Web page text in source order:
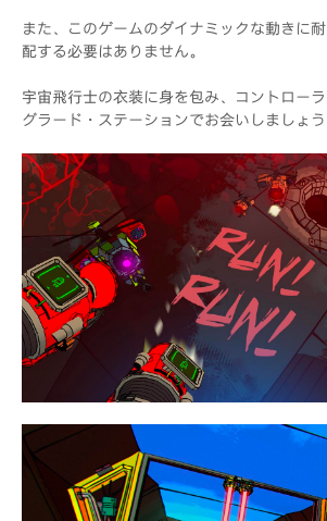
また、このゲームのダイナミックな動きに
配する必要はありません。
宇宙飛行士の衣装に身を包み、コントロー
グラード・ステーションでお会いしましょう